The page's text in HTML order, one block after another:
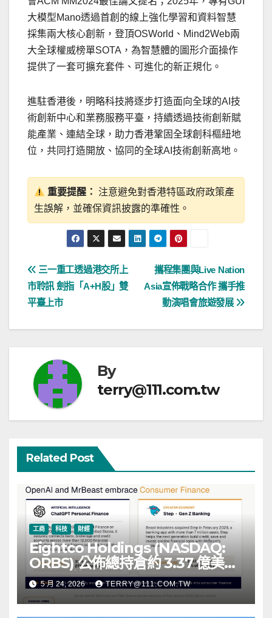
大模型Mano透過首創的線上強化學習和資料智慧
採集兩大核心創新，登頂OSWorld、Mind2Web兩
大全球權威榜單SOTA，為智慧體的圖形介面操作
提供了一套可擴充套件、可進化的新正規化。
進駐香港後，明略科技將逐步打造面向全球的AI技
術創新中心和業務服務平臺，持續透過技術創新賦
能產業、連結全球，助力香港鞏固全球創科樞紐地
位，共同打造開放、協同的全球AI技術創新高地。
重要提醒： 注意避免對香港特區政府政策產
生誤解，並確保資訊披露的準確性。
文
章
導
攜程集團與Live Nation
Asia宣佈戰略合作 攜手推
動演唱會旅遊發展
三一重工透過港交所上
市聆訊 劍指「A+H股」雙
平臺上市
By
terry@111.com.tw
Related Post
工商 科技 財經
Eightco Holdings (NASDAQ:
ORBS) 公佈總持倉約 3.37 億美
元，涵蓋 OpenAI、Beast
Industries、超過 11,000 枚以太
幣 (ETH) 及逾 2.83 億枚 WLD 代
5 月 24, 2026 TERRY@111.COM.TW